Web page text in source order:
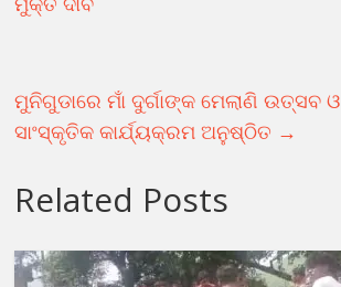
ମୁନିଗୁଡାରେ ମାଁ ଦୁର୍ଗାଙ୍କ ମେଲାଣି ଉତ୍ସବ
ସାଂସ୍କୃତିକ କାର୍ଯ୍ୟକ୍ରମ ଅନୁଷ୍ଠିତ →
Related Posts